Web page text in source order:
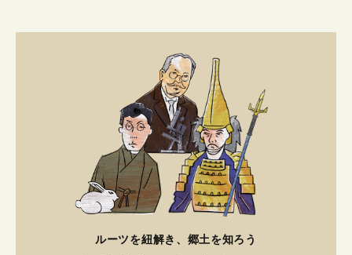
ルーツを紐解き、郷土を知ろう